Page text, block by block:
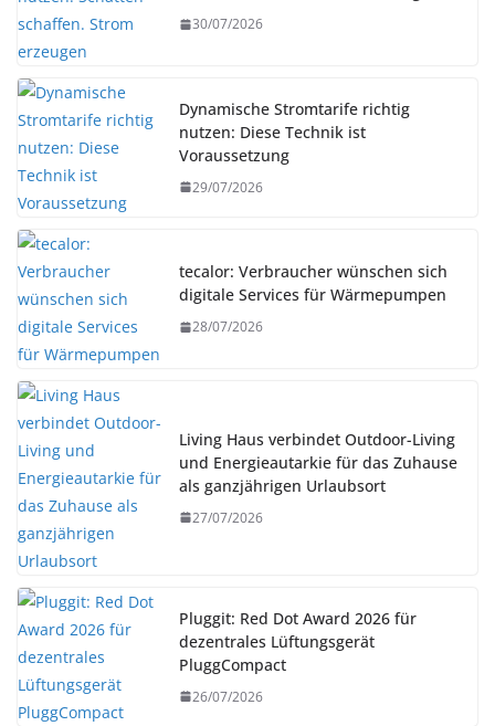
30/07/2026
Dynamische Stromtarife richtig
nutzen: Diese Technik ist
Voraussetzung
29/07/2026
tecalor: Verbraucher wünschen sich
digitale Services für Wärmepumpen
28/07/2026
Living Haus verbindet Outdoor-Living
und Energieautarkie für das Zuhause
als ganzjährigen Urlaubsort
27/07/2026
Pluggit: Red Dot Award 2026 für
dezentrales Lüftungsgerät
PluggCompact
26/07/2026